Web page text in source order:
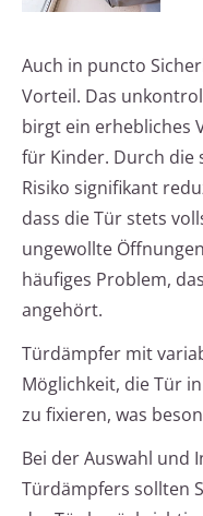
Auch in puncto
Vorteil. Das
birgt ein erhebliches
für Kinder. Durch die
Risiko signifikant
dass die Tür stets
ungewollte
häufiges Problem,
angehört.
Türdämpfer mit
Möglichkeit, die Tür
zu fixieren, was
Bei der Auswahl und
Türdämpfers sollten